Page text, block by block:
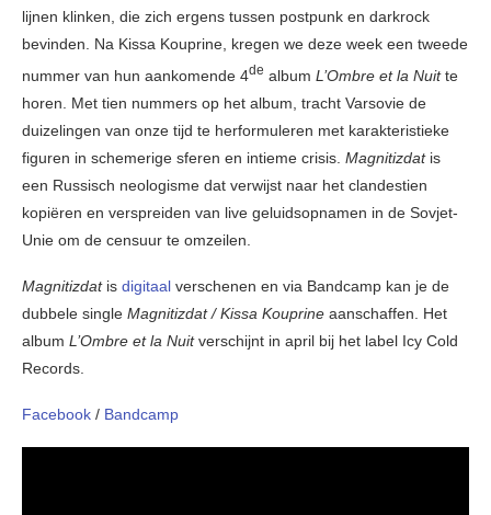
lijnen klinken, die zich ergens tussen postpunk en darkrock
bevinden. Na Kissa Kouprine, kregen we deze week een tweede
nummer van hun aankomende 4de album L’Ombre et la Nuitte
horen. Met tien nummers op het album, tracht Varsovie de
duizelingen van onze tijd te herformuleren met karakteristieke
figuren in schemerige sferen en intieme crisis. Magnitizdatis
een Russisch neologisme dat verwijst naar het clandestien
kopiëren en verspreiden van live geluidsopnamen in de Sovjet-
Unie om de censuur te omzeilen.
Magnitizdat is digitaal verschenen en via Bandcamp kan je de
dubbele single Magnitizdat / Kissa Kouprine aanschaffen. Het
album L’Ombre et la Nuitverschijnt in april bij het label Icy Cold
Records.
Facebook / Bandcamp